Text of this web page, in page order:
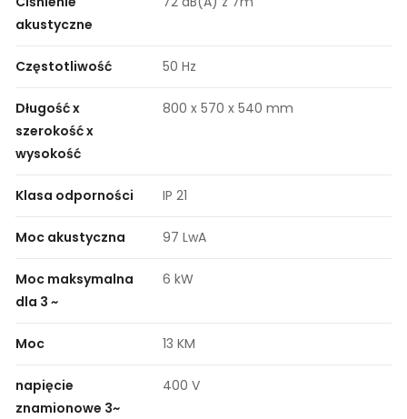
akustyczne
Częstotliwość 50 Hz
Długość x
szerokość x
wysokość
800 x 570 x 540 mm
Klasa odporności IP 21
Moc akustyczna 97 LwA
Moc maksymalna
dla 3 ~
6 kW
Moc 13 KM
napięcie
znamionowe 3~
400 V